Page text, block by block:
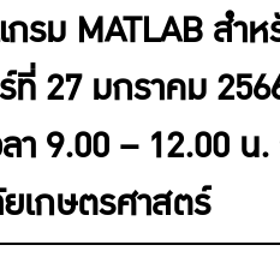
กรม MATLAB
ที่ 27 มกราคม
า 9.00 – 12.00
เกษตรศาสตร์